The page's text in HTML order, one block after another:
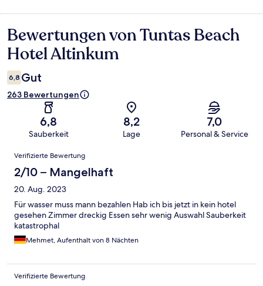
Bewertungen
Bewertungen von Tuntas Beach
Hotel Altinkum
6,8 Gut
263 Bewertungen
6,8
Sauberkeit
8,2
Lage
7,0
Personal & Service
Bewertungen
Verifizierte Bewertung
2/10 – Mangelhaft
20. Aug. 2023
Für wasser muss mann bezahlen Hab ich bis jetzt in kein hotel
gesehen Zimmer dreckig Essen sehr wenig Auswahl Sauberkeit
katastrophal
Mehmet, Aufenthalt von 8 Nächten
Verifizierte Bewertung